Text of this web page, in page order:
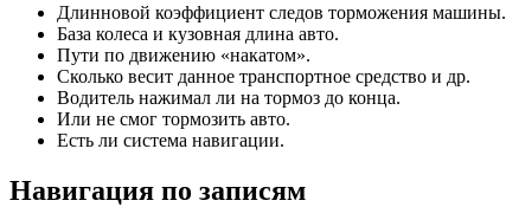
Длинновой коэффициент следов торможения машины.
База колеса и кузовная длина авто.
Пути по движению «накатом».
Сколько весит данное транспортное средство и др.
Водитель нажимал ли на тормоз до конца.
Или не смог тормозить авто.
Есть ли система навигации.
Навигация по записям